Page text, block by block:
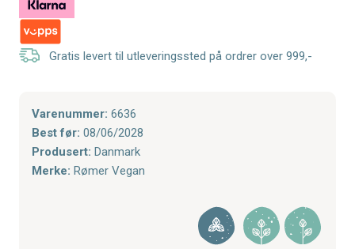
Gratis levert til utleveringssted på ordrer over 999,-
Varenummer: 6636
Best før: 08/06/2028
Produsert: Danmark
Merke: Rømer Vegan